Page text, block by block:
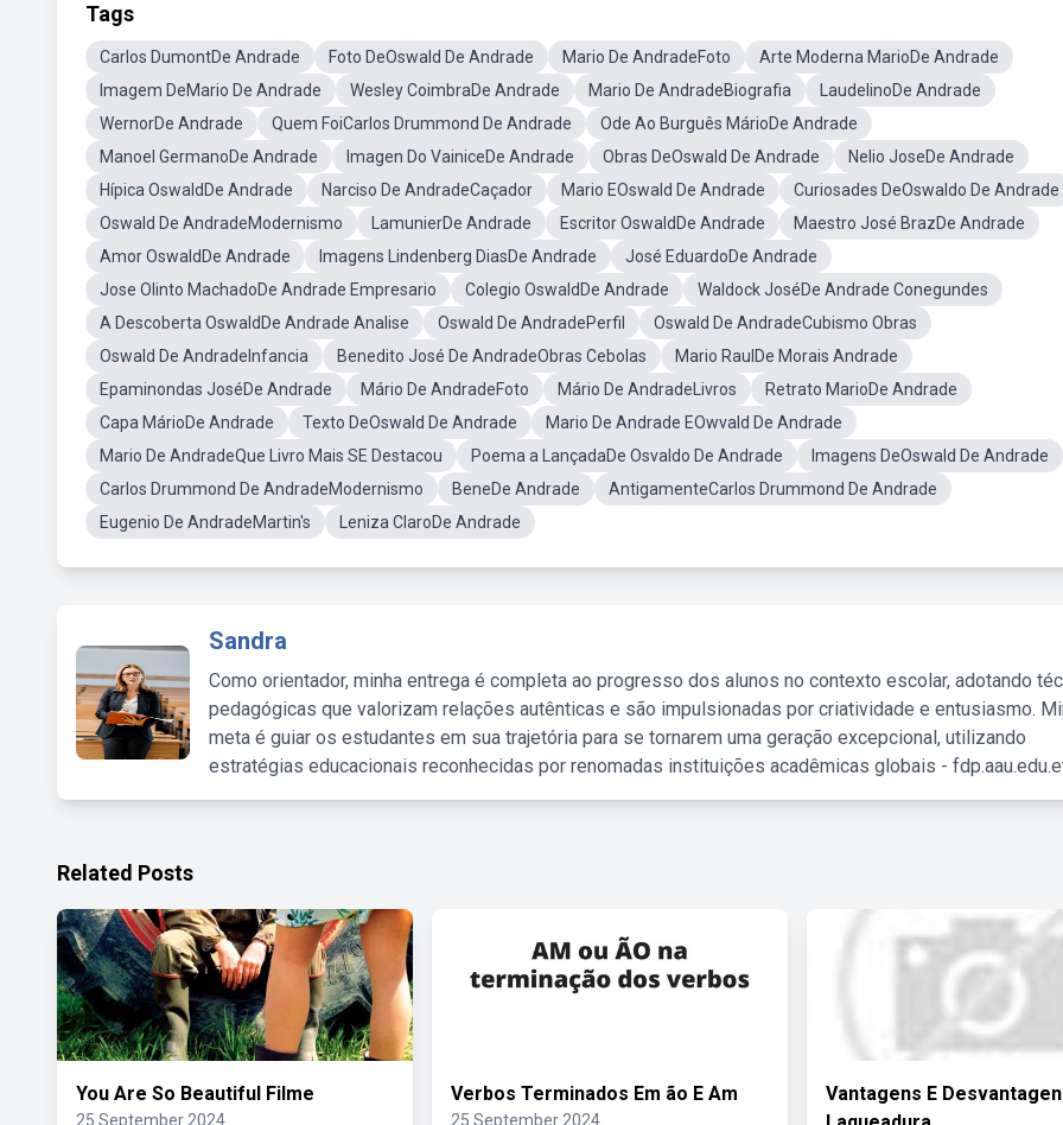
Tags
Carlos DumontDe Andrade Foto DeOswald De Andrade Mario De AndradeFoto
Arte Moderna MarioDe Andrade
Imagem DeMario De Andrade
Wesley CoimbraDe Andrade Mario De AndradeBiografia
LaudelinoDe Andrade
WernorDe Andrade
Quem FoiCarlos Drummond De Andrade
Ode Ao Burguês MárioDe Andrade
Manoel GermanoDe Andrade
Imagen Do VainiceDe Andrade Obras DeOswald De Andrade
Nelio JoseDe Andrade
Hípica OswaldDe Andrade
Narciso De AndradeCaçador Mario EOswald De Andrade
Curiosades DeOswaldo De Andrade
Oswald De AndradeModernismo
LamunierDe Andrade Escritor OswaldDe Andrade
Maestro José BrazDe Andrade
Amor OswaldDe Andrade
Imagens Lindenberg DiasDe Andrade
José EduardoDe Andrade
Jose Olinto MachadoDe Andrade Empresario
Colegio OswaldDe Andrade
Waldock JoséDe Andrade Conegundes
A Descoberta OswaldDe Andrade Analise
Oswald De AndradePerfil
Oswald De AndradeCubismo Obras
Oswald De AndradeInfancia
Benedito José De AndradeObras Cebolas
Mario RaulDe Morais Andrade
Epaminondas JoséDe Andrade
Mário De AndradeFoto Mário De AndradeLivros
Retrato MarioDe Andrade
Capa MárioDe Andrade
Texto DeOswald De Andrade
Mario De Andrade EOwvald De Andrade
Mario De AndradeQue Livro Mais SE Destacou
Poema a LançadaDe Osvaldo De Andrade
Imagens DeOswald De Andrade
Carlos Drummond De AndradeModernismo
BeneDe Andrade
AntigamenteCarlos Drummond De Andrade
Eugenio De AndradeMartin's
Leniza ClaroDe Andrade
Sandra
Como orientador, minha entrega é completa ao progresso dos alunos no contexto escolar, adotando
pedagógicas que valorizam relações autênticas e são impulsionadas por criatividade e entusiasmo.
meta é guiar os estudantes em sua trajetória para se tornarem uma geração excepcional, utilizando
estratégias educacionais reconhecidas por renomadas instituições acadêmicas globais -
Related Posts
You Are So Beautiful Filme
25 September 2024
Verbos Terminados Em ão E Am
25 September 2024
Vantagens E